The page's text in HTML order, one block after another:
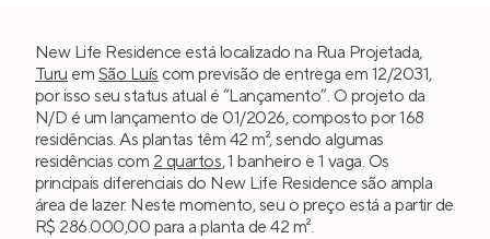
New Life Residence está localizado na Rua Projetada,
Turu em São Luís com previsão de entrega em 12/2031,
por isso seu status atual é “Lançamento”. O projeto da
N/D é um lançamento de 01/2026, composto por 168
residências. As plantas têm 42 m², sendo algumas
residências com 2 quartos, 1 banheiro e 1 vaga. Os
principais diferenciais do New Life Residence são ampla
área de lazer. Neste momento, seu o preço está a partir de
R$ 286.000,00 para a planta de 42 m².